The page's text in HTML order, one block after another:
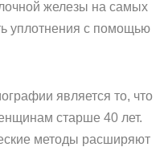
железы на самых
уплотнения с помощью
является то, что
старше 40 лет.
методы расширяют